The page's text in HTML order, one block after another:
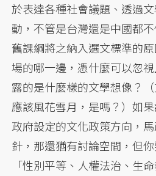
於表達各種社會議題、透過
動，不管是台灣還是中國都
舊課綱將之納入選文標準的
場的哪一邊，憑什麼可以忽
露的是什麼樣的文學想像？
應該風花雪月，是嗎？）如
政府設定的文化政策方向，
針，那還猶有討論空間，但
「性別平等、人權法治、生